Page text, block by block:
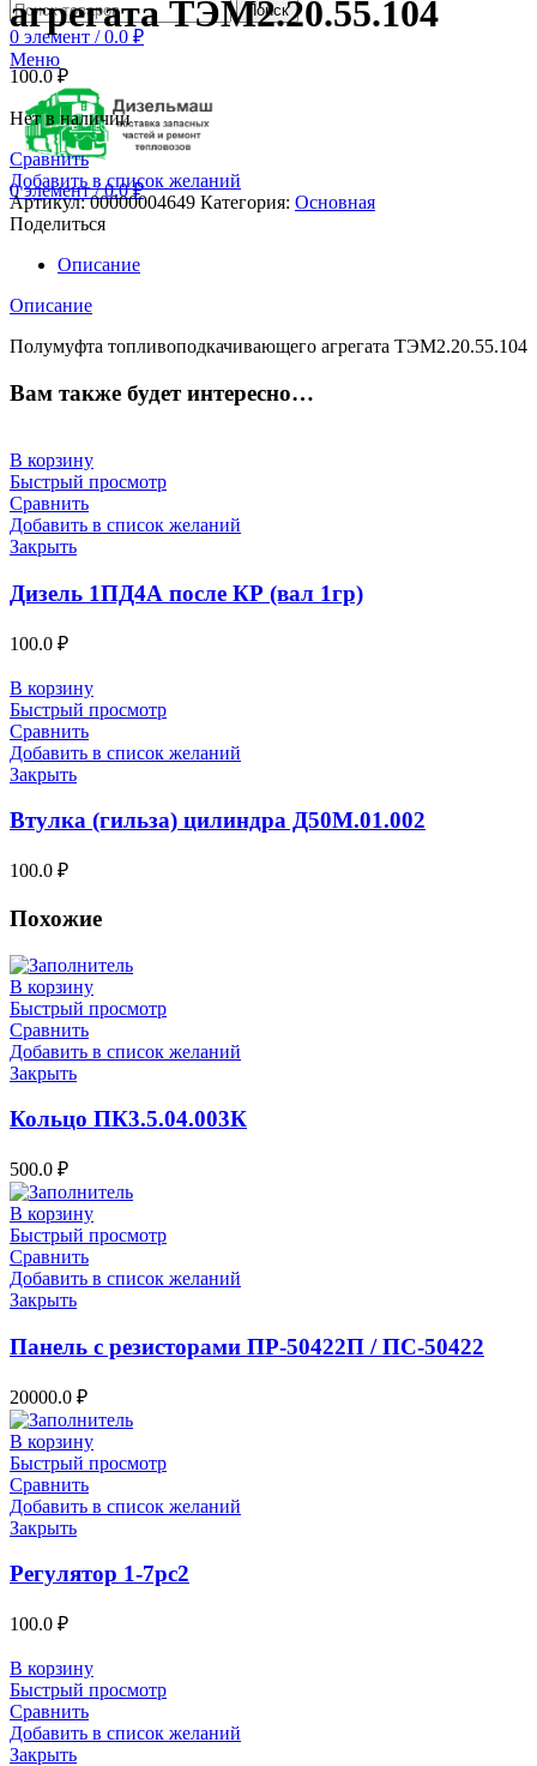
Поиск
0 элемент / 0.0 ₽
Меню
0элемент / 0.0₽
агрегата ТЭМ2.20.55.104
100.0 ₽
Нет в наличии
Сравнить
Добавить в список желаний
Артикул:00000004649 Категория: Основная
Поделиться
Описание
Описание
Полумуфта топливоподкачивающего агрегата ТЭМ2.20.55.104
Вам также будет интересно…
В корзину
Быстрый просмотр
Сравнить
Добавить в список желаний
Закрыть
Дизель 1ПД4А после КР (вал 1гр)
100.0 ₽
В корзину
Быстрый просмотр
Сравнить
Добавить в список желаний
Закрыть
Втулка (гильза) цилиндра Д50М.01.002
100.0 ₽
Похожие
В корзину
Быстрый просмотр
Сравнить
Добавить в список желаний
Закрыть
Кольцо ПК3.5.04.003К
500.0 ₽
В корзину
Быстрый просмотр
Сравнить
Добавить в список желаний
Закрыть
Панель с резисторами ПР-50422П / ПС-50422
20000.0 ₽
В корзину
Быстрый просмотр
Сравнить
Добавить в список желаний
Закрыть
Регулятор 1-7рс2
100.0 ₽
В корзину
Быстрый просмотр
Сравнить
Добавить в список желаний
Закрыть